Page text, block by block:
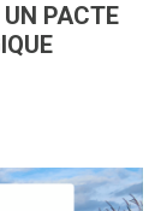
PACTE